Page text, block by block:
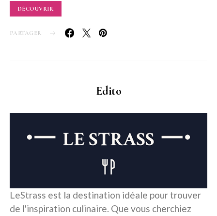
DÉCOUVRIR
PARTAGER
Edito
LeStrass est la destination idéale pour trouver
de l'inspiration culinaire. Que vous cherchiez